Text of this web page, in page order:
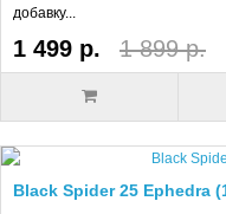
добавку...
1 499 р. 1 899 р.
Black Spider 25 Ephedra